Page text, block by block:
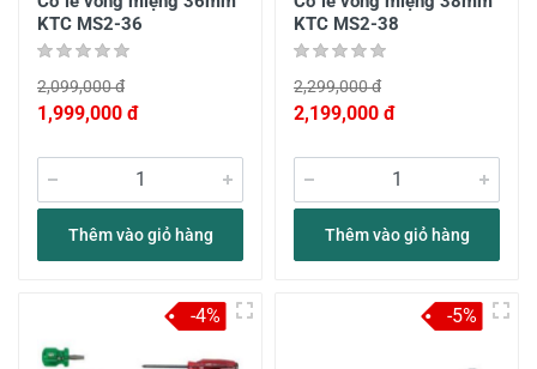
KTC MS2-36
2,099,000 đ
1,999,000 đ
Thêm vào giỏ hàng
KTC MS2-38
2,299,000 đ
2,199,000 đ
Thêm vào giỏ hàng
-4% -5%